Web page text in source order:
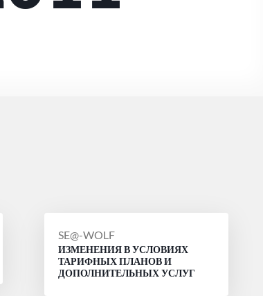
СООБЩЕНИЕ
ОТ
SE@-WOLF
ИЗМЕНЕНИЯ В УСЛОВИЯХ
ТАРИФНЫХ ПЛАНОВ И
ДОПОЛНИТЕЛЬНЫХ УСЛУГ